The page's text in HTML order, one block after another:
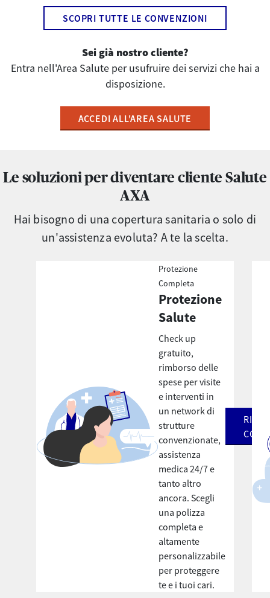
SCOPRI TUTTE LE CONVENZIONI
Sei già nostro cliente?
​​​​​​​Entra nell'Area Salute per usufruire dei servizi che hai a
disposizione.
ACCEDI ALL'AREA SALUTE
Le soluzioni per diventare cliente Salute
AXA
Hai bisogno di una copertura sanitaria o solo di
un'assistenza evoluta? A te la scelta.
Protezione
Completa
Protezione
Salute
Check up
gratuito,
rimborso delle
spese per visite
e interventi in
un network di
strutture
convenzionate,
assistenza
medica 24/7 e
tanto altro
ancora. Scegli
una polizza
completa e
altamente
personalizzabile
per proteggere
te e i tuoi cari.